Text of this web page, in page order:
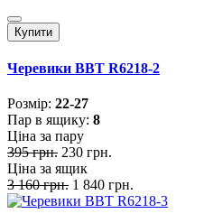
Купити
Черевики BBT R6218-2
Розмiр: 22-27
Пар в ящику: 8
Ціна за пару
395 грн. 230 грн.
Ціна за ящик
3 160 грн. 1 840 грн.